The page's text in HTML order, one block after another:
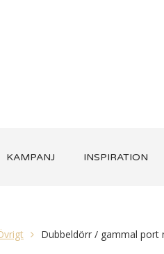
KAMPANJ INSPIRATION
Dubbeldörr / gammal port